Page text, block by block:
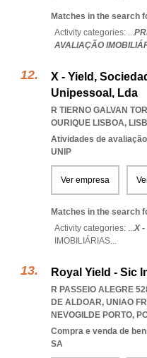
Matches in the search
Activity categories: ...
AVALIAÇÃO
X - Yield,
Unipessoal, Lda
R TIERNO GALVAN
OURIQUE LISBOA,
Atividades de
UNIP
Ver empresa
Matches in the search
Activity categories: ...X -
IMOBILIÁRIAS...
Royal Yield - Sic
R PASSEIO ALEGRE
DE ALDOAR, UNIAO
NEVOGILDE PORTO,
Compra e venda de
SA